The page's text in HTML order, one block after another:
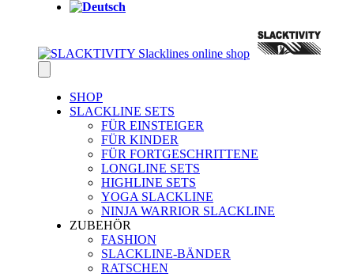
SHOP
SLACKLINE SETS
FÜR EINSTEIGER
FÜR KINDER
FÜR FORTGESCHRITTENE
LONGLINE SETS
HIGHLINE SETS
YOGA SLACKLINE
NINJA WARRIOR SLACKLINE
ZUBEHÖR
FASHION
SLACKLINE-BÄNDER
RATSCHEN